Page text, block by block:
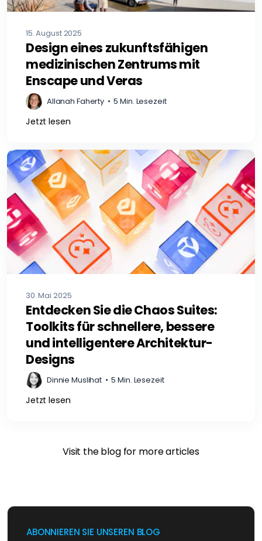
15. August 2025
Design eines zukunftsfähigen
medizinischen Zentrums mit
Enscape und Veras
Allanah Faherty • 5 Min. Lesezeit
Jetzt lesen
30. Mai 2025
Entdecken Sie die Chaos Suites:
Toolkits für schnellere, bessere
und intelligentere Architektur-
Designs
Dinnie Muslihat • 5 Min. Lesezeit
Jetzt lesen
Visit the blog for more articles
ABONNIEREN SIE UNSEREN BLOG